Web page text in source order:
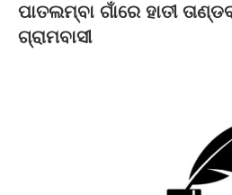
ପାତଲମ୍ବା ଗାଁରେ ହାତୀ
ଗ୍ରାମବାସୀ